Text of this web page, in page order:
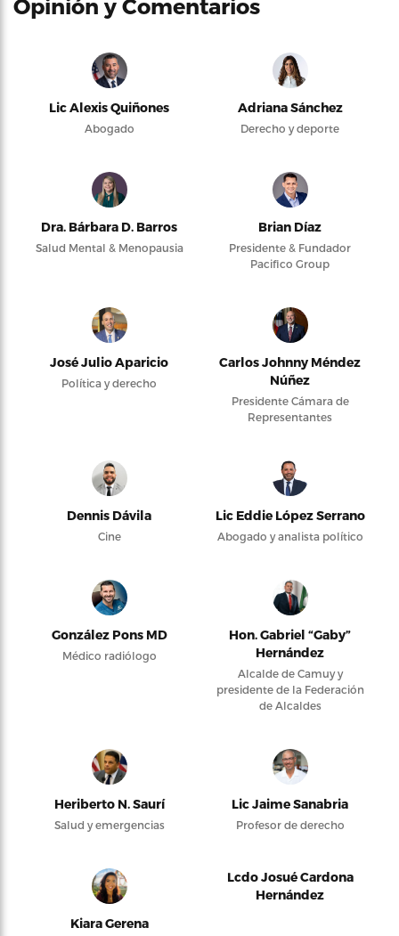
Opinión y Comentarios
Lic Alexis Quiñones
Abogado
Adriana Sánchez
Derecho y deporte
Dra. Bárbara D. Barros
Salud Mental & Menopausia
Brian Díaz
Presidente & Fundador
Pacifico Group
José Julio Aparicio
Política y derecho
Carlos Johnny Méndez
Núñez
Presidente Cámara de
Representantes
Dennis Dávila
Cine
Lic Eddie López Serrano
Abogado y analista político
González Pons MD
Médico radiólogo
Hon. Gabriel “Gaby”
Hernández
Alcalde de Camuy y
presidente de la Federación
de Alcaldes
Heriberto N. Saurí
Salud y emergencias
Lic Jaime Sanabria
Profesor de derecho
Kiara Gerena
Lcdo Josué Cardona
Hernández